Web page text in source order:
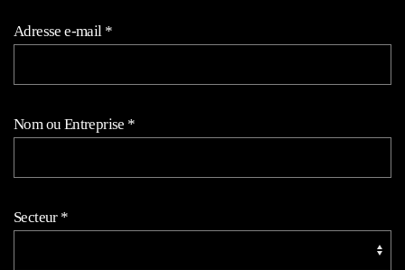
Adresse e-mail *
Nom ou Entreprise *
Secteur *